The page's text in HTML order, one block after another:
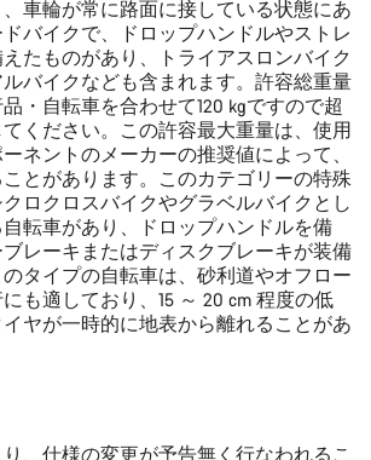
車輪が常に路面に接している状態にあ
バイクで、ドロップハンドルやストレ
たものがあり、トライアスロンバイク
バイクなども含まれます。許容総重量
・自転車を合わせて120 kgですので超
ください。この許容最大重量は、使用
ネントのメーカーの推奨値によって、
とがあります。このカテゴリーの特殊
ロクロスバイクやグラベルバイクとし
転車があり、ドロップハンドルを備
レーキまたはディスクブレーキが装備
タイプの自転車は、砂利道やオフロー
も適しており、15 ～ 20 cm 程度の低
ヤが一時的に地表から離れることがあ
、仕様の変更が予告無く行なわれるこ